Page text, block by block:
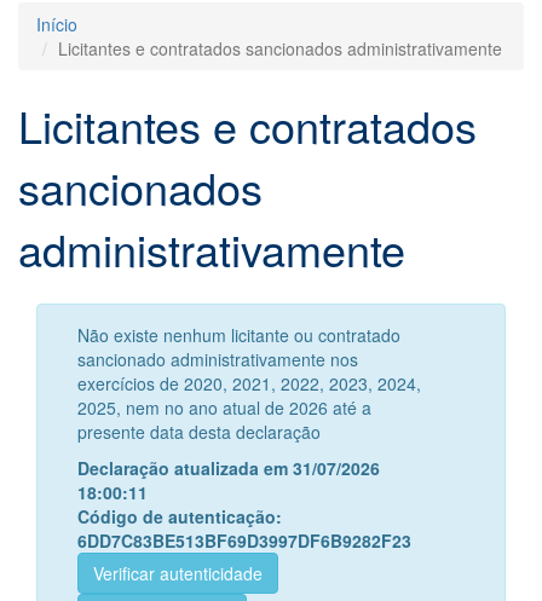
Início
Licitantes e contratados sancionados administrativamente
Licitantes e contratados
sancionados
administrativamente
Não existe nenhum licitante ou contratado
sancionado administrativamente nos
exercícios de 2020, 2021, 2022, 2023, 2024,
2025, nem no ano atual de 2026 até a
presente data desta declaração
Declaração atualizada em 31/07/2026
18:00:11
Código de autenticação:
6DD7C83BE513BF69D3997DF6B9282F23
Verificar autenticidade